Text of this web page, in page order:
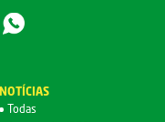
NOTÍCIAS
Todas